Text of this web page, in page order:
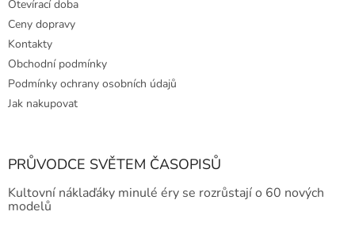
Otevírací doba
Ceny dopravy
Kontakty
Obchodní podmínky
Podmínky ochrany osobních údajů
Jak nakupovat
PRŮVODCE SVĚTEM ČASOPISŮ
Kultovní náklaďáky minulé éry se rozrůstají o 60 nových
modelů